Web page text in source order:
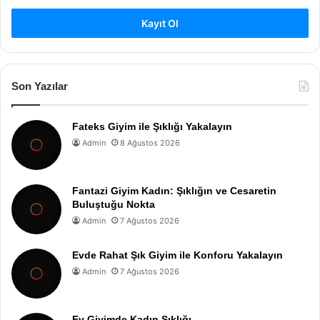
Kayıt Ol
Son Yazılar
Fateks Giyim ile Şıklığı Yakalayın
Admin 8 Ağustos 2026
Fantazi Giyim Kadın: Şıklığın ve Cesaretin
Buluştuğu Nokta
Admin 7 Ağustos 2026
Evde Rahat Şık Giyim ile Konforu Yakalayın
Admin 7 Ağustos 2026